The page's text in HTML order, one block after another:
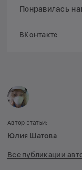
Понравилась
ВКонтакте
Автор статьи:
Юлия Шатова
Все публикации